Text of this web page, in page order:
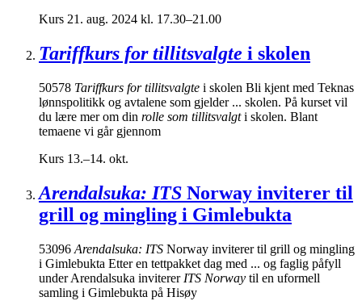
Kurs 21. aug. 2024 kl. 17.30–21.00
Tariffkurs for tillitsvalgte i skolen
50578 Tariffkurs for tillitsvalgte i skolen Bli kjent med Teknas
lønnspolitikk og avtalene som gjelder ... skolen. På kurset vil
du lære mer om din rolle som tillitsvalgti skolen. Blant
temaene vi går gjennom
Kurs 13.–14. okt.
Arendalsuka: ITS Norway inviterer til
grill og mingling i Gimlebukta
53096 Arendalsuka: ITS Norway inviterer til grill og mingling
i Gimlebukta Etter en tettpakket dag med ... og faglig påfyll
under Arendalsuka inviterer ITS Norway til en uformell
samling i Gimlebukta på Hisøy